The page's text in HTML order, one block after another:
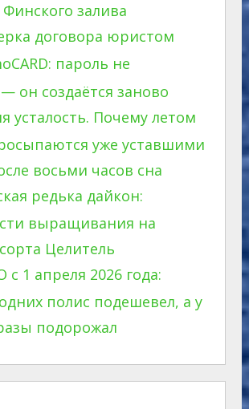
Финского залива
договора юристом
пароль не
он создаётся заново
усталость. Почему летом
уже уставшими
восьми часов сна
редька дайкон:
выращивания на
Целитель
с 1 апреля 2026 года:
полис подешевел, а у
подорожал